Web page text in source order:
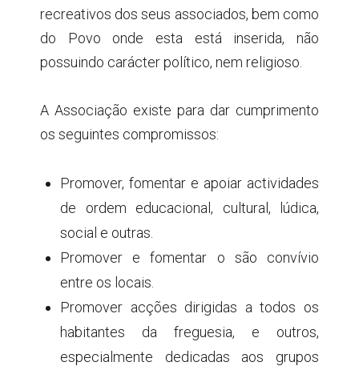
recreativos dos seus associados, bem como
do Povo onde esta está inserida, não
possuindo carácter político, nem religioso.
A Associação existe para dar cumprimento
os seguintes compromissos:
Promover, fomentar e apoiar actividades
de ordem educacional, cultural, lúdica,
social e outras.
Promover e fomentar o são convívio
entre os locais.
Promover acções dirigidas a todos os
habitantes da freguesia, e outros,
especialmente dedicadas aos grupos